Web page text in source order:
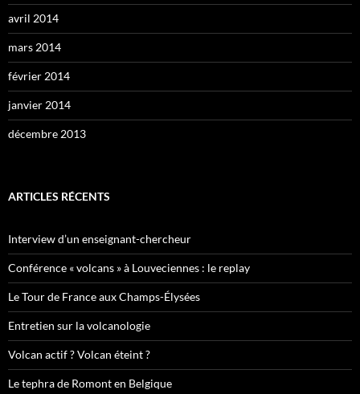
avril 2014
mars 2014
février 2014
janvier 2014
décembre 2013
ARTICLES RÉCENTS
Interview d’un enseignant-chercheur
Conférence « volcans » à Louveciennes : le replay
Le Tour de France aux Champs-Élysées
Entretien sur la volcanologie
Volcan actif ? Volcan éteint ?
Le tephra de Romont en Belgique